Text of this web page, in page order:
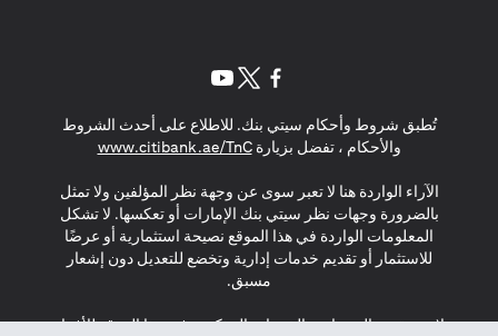
تُطبق شروط وأحكام سيتي بنك. للاطلاع على أحدث الشروط
والأحكام ، تفضل بزيارةwww.citibank.ae/TnC
in a new tab
الآراء الواردة هنا لا تعبر سوى عن وجهة نظر المؤلفين ولا تمثل
بالضرورة وجهات نظر سيتي بنك الإمارات أو تعكسها. لا تشكل
المعلومات الواردة في هذا الموقع نصيحة استثمارية أو عرضًا
للاستثمار أو تقديم خدمات إدارية وتخضع للتعديل دون إشعار
مسبق.
لا يتم تقديم المنتجات والخدمات المذكورة في هذا الموقع للأفراد